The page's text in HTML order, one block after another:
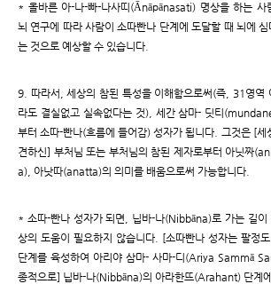
* 올바른 아-나-빠-나사띠(Ānāpānasati) 명상을 하는 사
뇌 연구에 따라 사람이 소따빤나 단계에 도달할 때 뇌에
는 것으로 예상할 수 있습니다.
9. 따라서, 세상의 참된 특성을 이해함으로써(즉, 31영역
라도 결실없고 실속없다는 것), 세간 삼마- 딧티
부터 소따-빤나(흐름에 들어감) 성자가 됩니다. 그것은 [세
견하신] 부처님 또는 부처님의 참된 제자로부터 아닛짜
a), 아낫따(anatta)의 의미를 배움으로써 가능합니다.
* 소따-빤나 성자가 되면, 닙바-나(Nibbāna)로 가는 길이
상의 도움이 필요하지 않습니다. [소따빤나 성자는 팔정
단계를 육성하여 아리야 삼마- 사마-디(Ariya Sammā
종적으로] 닙바-나(Nibbāna)의 아라한뜨(Arahant) 단계